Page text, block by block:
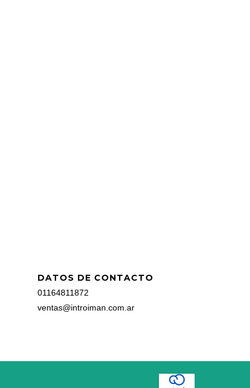
DATOS DE CONTACTO
01164811872
ventas@introiman.com.ar